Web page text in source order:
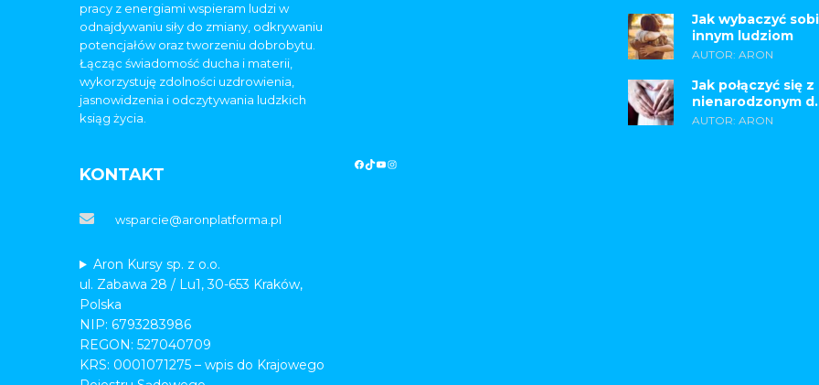
pracy z energiami wspieram ludzi w
odnajdywaniu siły do zmiany, odkrywaniu
potencjałów oraz tworzeniu dobrobytu.
Łącząc świadomość ducha i materii,
wykorzystuję zdolności uzdrowienia,
jasnowidzenia i odczytywania ludzkich
ksiąg życia.
Jak wybaczyć
innym ludziom
AUTOR: ARON
Jak połączyć się z
nienarodzonym
AUTOR: ARON
KONTAKT
wsparcie@aronplatforma.pl
Aron Kursy sp. z o.o.
ul. Zabawa 28 / Lu1, 30-653 Kraków,
Polska
NIP: 6793283986
REGON: 527040709
KRS: 0001071275 – wpis do Krajowego